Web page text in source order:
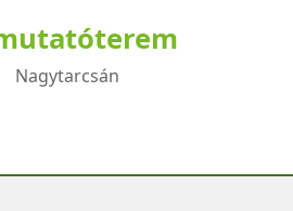
Nagytarcsán